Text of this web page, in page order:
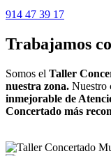
914 47 39 17
Trabajamos
Somos el Taller
nuestra zona. Nuestro
inmejorable de
Concertado más